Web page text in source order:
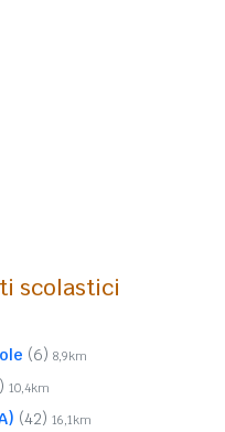
scolastici
(6) 8,9km
10,4km
(42) 16,1km